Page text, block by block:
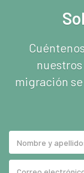
migración